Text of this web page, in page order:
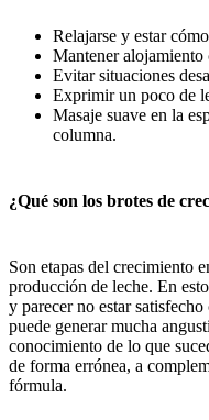
Relajarse y estar
Mantener
Evitar situaciones
Exprimir un poco de
Masaje suave en la
columna.
¿Qué son los brotes de
Son etapas del crecimiento
producción de leche. En
y parecer no estar
puede generar mucha
conocimiento de lo que
de forma errónea, a
fórmula.